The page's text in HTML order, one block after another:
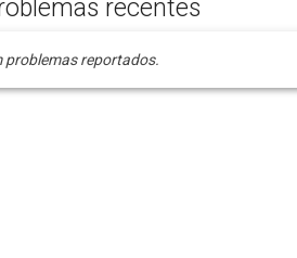
recentes
problemas reportados.